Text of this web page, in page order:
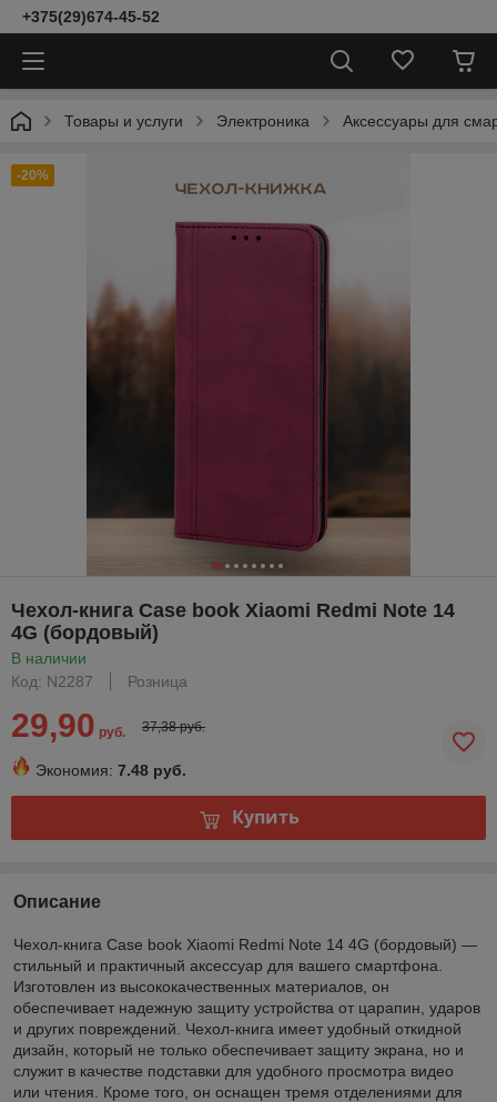
+375(29)674-45-52
Товары и услуги Электроника Аксессуары для
-20%
Чехол-книга Case book Xiaomi Redmi Note 14
4G (бордовый)
В наличии
Код: N2287
Розница
29,90 руб. 37,38 руб.
Экономия: 7.48 руб.
Купить
Описание
Чехол-книга Case book Xiaomi Redmi Note 14 4G (бордовый) —
стильный и практичный аксессуар для вашего смартфона.
Изготовлен из высококачественных материалов, он
обеспечивает надежную защиту устройства от царапин, ударов
и других повреждений. Чехол-книга имеет удобный откидной
дизайн, который не только обеспечивает защиту экрана, но и
служит в качестве подставки для удобного просмотра видео
или чтения. Кроме того, он оснащен тремя отделениями для